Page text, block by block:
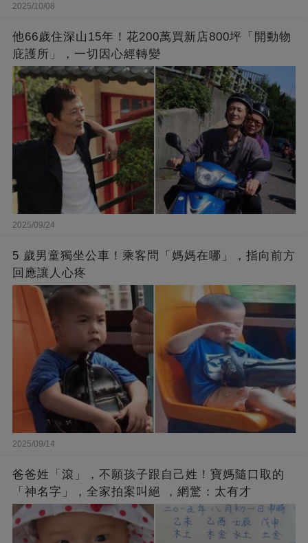
2025/10/08
他66歲住深山15年！花200萬買新店800坪「開動物
庇護所」，一切因心經轉變
2025/09/24
5 歲男童獨坐公車！乘客問「媽媽在哪」，指向前方
回應讓人心疼
2025/09/14
爸爸姓「滾」，不願孩子跟自己姓！寶媽隨口取的
「神名字」，全家拍案叫絕 ，網驚：太有才